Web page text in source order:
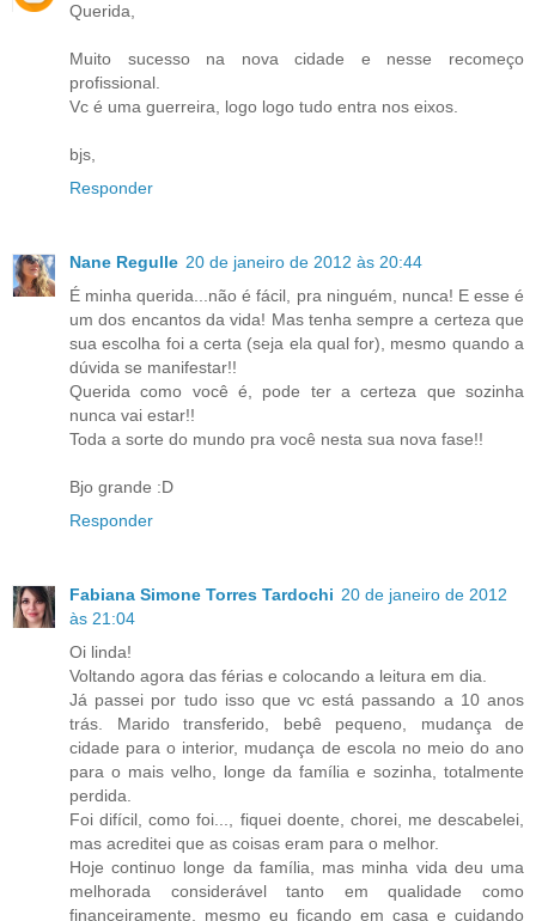
Querida,
Muito sucesso na nova cidade e nesse recomeço
profissional.
Vc é uma guerreira, logo logo tudo entra nos eixos.
bjs,
Responder
Nane Regulle 20 de janeiro de 2012 às 20:44
É minha querida...não é fácil, pra ninguém, nunca! E esse é
um dos encantos da vida! Mas tenha sempre a certeza que
sua escolha foi a certa (seja ela qual for), mesmo quando a
dúvida se manifestar!!
Querida como você é, pode ter a certeza que sozinha
nunca vai estar!!
Toda a sorte do mundo pra você nesta sua nova fase!!
Bjo grande :D
Responder
Fabiana Simone Torres Tardochi 20 de janeiro de 2012
às 21:04
Oi linda!
Voltando agora das férias e colocando a leitura em dia.
Já passei por tudo isso que vc está passando a 10 anos
trás. Marido transferido, bebê pequeno, mudança de
cidade para o interior, mudança de escola no meio do ano
para o mais velho, longe da família e sozinha, totalmente
perdida.
Foi difícil, como foi..., fiquei doente, chorei, me descabelei,
mas acreditei que as coisas eram para o melhor.
Hoje continuo longe da família, mas minha vida deu uma
melhorada considerável tanto em qualidade como
financeiramente, mesmo eu ficando em casa e cuidando